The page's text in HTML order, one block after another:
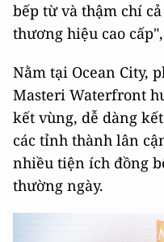
bếp từ và thậm chí
thương hiệu cao
Nằm tại Ocean City,
Masteri Waterfront
kết vùng, dễ dàng
các tỉnh thành lân
nhiều tiện ích đồng
thường ngày.